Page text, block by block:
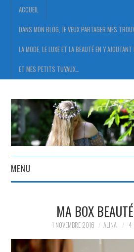
ACCUEIL
DANS MON BLOG, JE VEUX PARTAGER MES
LA MODE, LE LUXE ET LA BEAUTÉ EN Y
ET MES PETITS TUYAUX…
MENU
DANS MON BLOG, JE VEUX
PARTAGER MES
MA BOX
1 NOVEMBRE 2016 ALINA 4